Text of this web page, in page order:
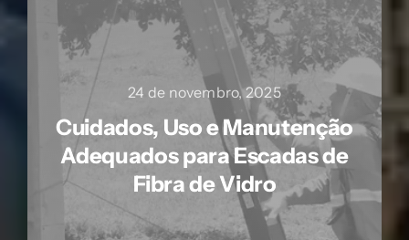
24 de novembro, 2025
Cuidados, Uso e Manutenção
Adequados para Escadas de
Fibra de Vidro